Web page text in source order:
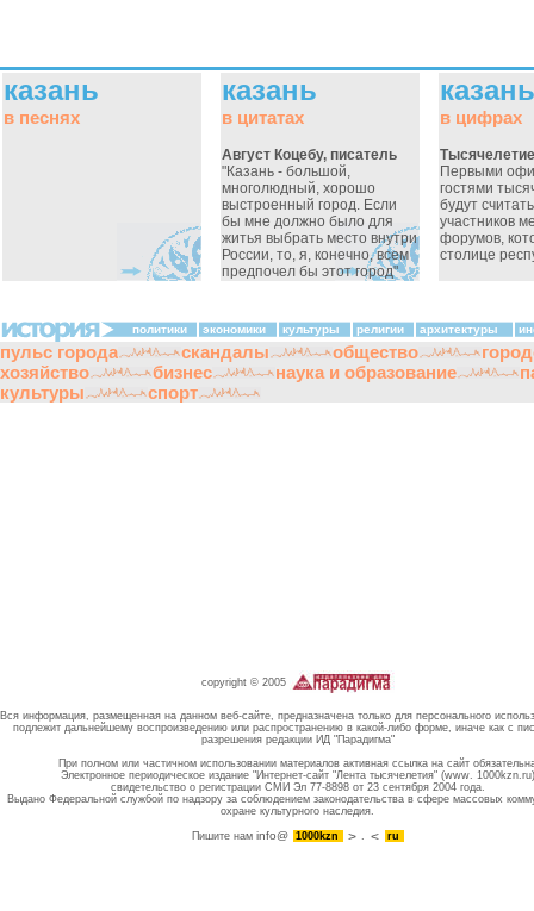
казань
в песнях
казань
в цитатах
Август Коцебу, писатель
"Казань - большой,
многолюдный, хорошо
выстроенный город. Если
бы мне должно было для
житья выбрать место внутри
России, то, я, конечно, всем
предпочел бы этот город"
казань
в цифрах
Первыми
гостями
будут
участников
форумов,
столице
политики экономики культуры религии архитектуры
пульс города скандалы общество
хозяйство
бизнес наука и образование
культуры
спорт
copyright © 2005
Вся информация, размещенная на данном веб-сайте, предназначена только для персонального
подлежит дальнейшему воспроизведению или распространению в какой-либо форме, иначе как с
разрешения редакции ИД "Парадигма"
При полном или частичном использовании материалов активная ссылка на сайт
Электронное периодическое издание "Интернет-сайт "Лента тысячелетия" (www. 1000kzn.ru)
свидетельство о регистрации СМИ Эл 77-8898 от 23 сентября 2004 года.
Выдано Федеральной службой по надзору за соблюдением законодательства в сфере массовых
охране культурного наследия.
Пишите намinfo@ 1000kzn . ru